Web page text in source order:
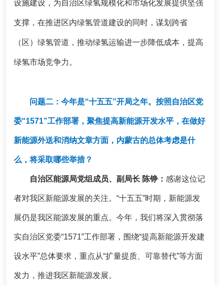
设施建设，为自治区绿氢规模化和市场化发展提供坚强
支撑，在推进区内绿氢管道建设的同时，谋划跨省
（区）绿氢管道，推动绿氢运输进一步降低成本，提高
绿氢市场竞争力。
问题二：今年是“十五五”开局之年。按照自治区党
委“1571”工作部署，聚焦提高新能源开发水平，在做好
新能源外送和消纳文章方面，内蒙古的总体考虑是什
么，将采取哪些举措？
自治区能源局党组成员、副局长 陈铮：感谢这位记
者对我区新能源发展的关注。“十五五”时期，新能源发
展仍是我区能源发展的重点。今年，我们将深入贯彻落
实自治区党委“1571”工作部署，围绕“提高新能源开发建
设水平”总体要求，重点从“扩量提质、可靠替代”等方面
发力，推进我区新能源发展。